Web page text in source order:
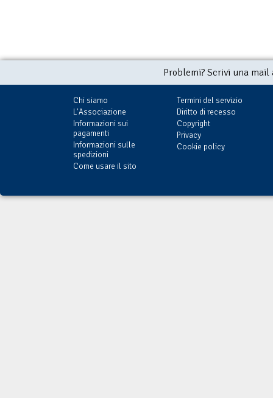
Problemi? Scrivi una
Chi siamo
L'Associazione
Informazioni sui
pagamenti
Informazioni sulle
spedizioni
Come usare il sito
Termini del servizio
Diritto di recesso
Copyright
Privacy
Cookie policy